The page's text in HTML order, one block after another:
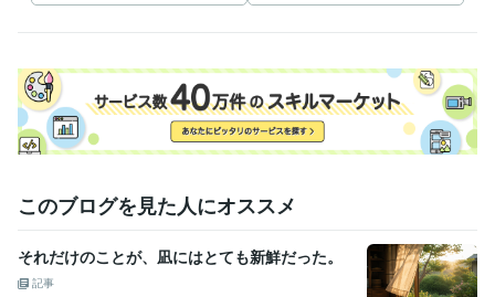
このブログを見た人にオススメ
それだけのことが、凪にはとても新鮮だった。
記事